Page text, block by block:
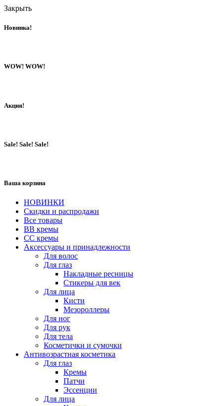
Закрыть
Новинка!
WOW! WOW!
Акция!
Sale! Sale! Sale!
Ваша корзина
НОВИНКИ
Скидки и распродажи
Все товары
BB кремы
CC кремы
Аксессуары и принадлежности
Для волос
Для глаз
Накладные ресницы
Стикеры для век
Для лица
Кисти
Мезороллеры
Для ног
Для рук
Для тела
Косметички и сумочки
Антивозрастная косметика
Для глаз
Кремы
Патчи
Эссенции
Для лица